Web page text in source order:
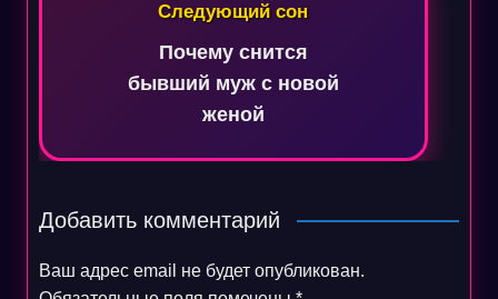
Следующий сон
Почему снится
бывший муж с новой
женой
Добавить комментарий
Ваш адрес email не будет опубликован.